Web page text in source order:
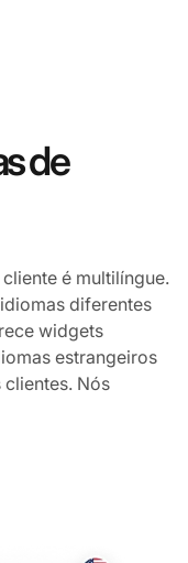
de
é multilíngue.
diferentes
widgets
estrangeiros
Nós